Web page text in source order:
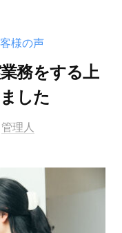
様の声
務をする上
した
管理人